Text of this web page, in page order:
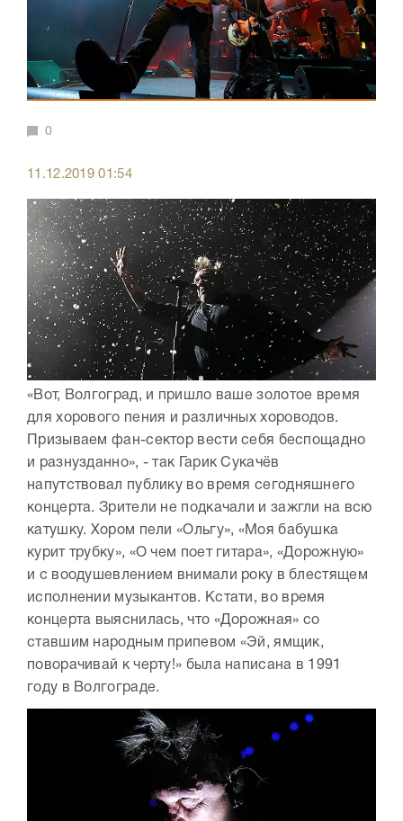
0
11.12.2019 01:54
«Вот, Волгоград, и пришло ваше золотое время
для хорового пения и различных хороводов.
Призываем фан-сектор вести себя беспощадно
и разнузданно», - так Гарик Сукачёв
напутствовал публику во время сегодняшнего
концерта. Зрители не подкачали и зажгли на всю
катушку. Хором пели «Ольгу», «Моя бабушка
курит трубку», «О чем поет гитара», «Дорожную»
и с воодушевлением внимали року в блестящем
исполнении музыкантов. Кстати, во время
концерта выяснилась, что «Дорожная» со
ставшим народным припевом «Эй, ямщик,
поворачивай к черту!» была написана в 1991
году в Волгограде.